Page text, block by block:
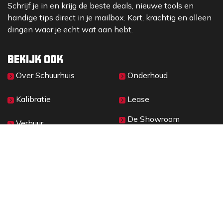
Schrijf je in en krijg de beste deals, nieuwe tools en
handige tips direct in je mailbox. Kort, krachtig en alleen
dingen waar je echt wat aan hebt.
Bekijk ook
Over Sc​huurhuis
Kalibratie
Verhuur
Onderhoud
Lease
De Showroom